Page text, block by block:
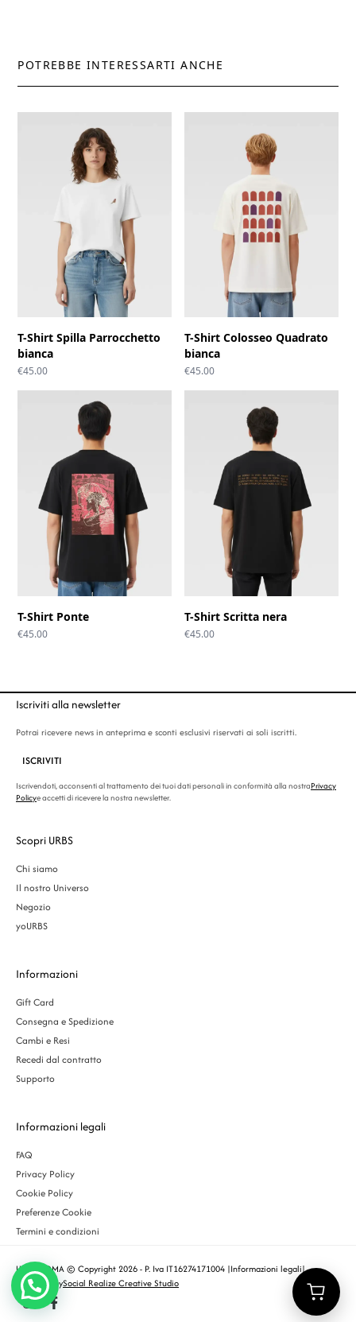
POTREBBE INTERESSARTI ANCHE
T-Shirt Spilla Parrocchetto
bianca
€45.00
T-Shirt Colosseo Quadrato
bianca
€45.00
T-Shirt Ponte
€45.00
T-Shirt Scritta nera
€45.00
Iscriviti alla newsletter
Potrai ricevere news in anteprima e sconti esclusivi riservati ai soli iscritti.
ISCRIVITI
Iscrivendoti, acconsenti al trattamento dei tuoi dati personali in conformità alla nostraPrivacy
Policye accetti di ricevere la nostra newsletter.
Scopri URBS
Chi siamo
Il nostro Universo
Negozio
yoURBS
Informazioni
Gift Card
Consegna e Spedizione
Cambi e Resi
Recedi dal contratto
Supporto
Informazioni legali
FAQ
Privacy Policy
Cookie Policy
Preferenze Cookie
Termini e condizioni
URBS ROMA © Copyright 2026 - P. Iva IT16274171004 |Informazioni legali|
Designed bySocial Realize Creative Studio